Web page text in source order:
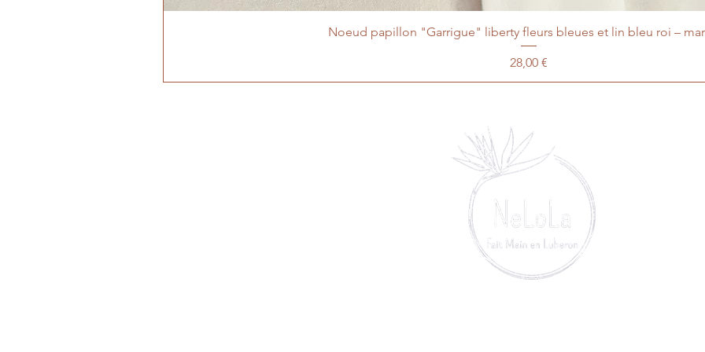
Noeud papillon "Garrigue" liberty fleurs bleues et lin bleu roi –
Prix
28,00 €